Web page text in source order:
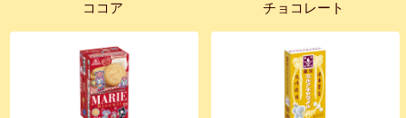
ココア チョコレート